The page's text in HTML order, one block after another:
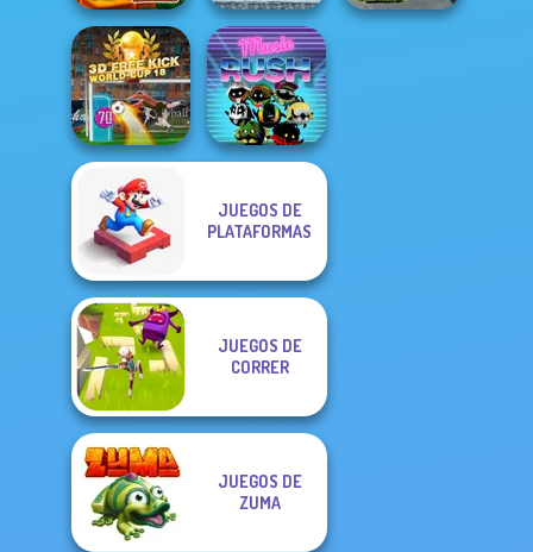
Rabbids Volcano
Panic
Super Soccer
Noggins
Christmas
3D Free Kick
World Cup 18
JUEGOS DE
PLATAFORMAS
JUEGOS DE
CORRER
JUEGOS DE
ZUMA